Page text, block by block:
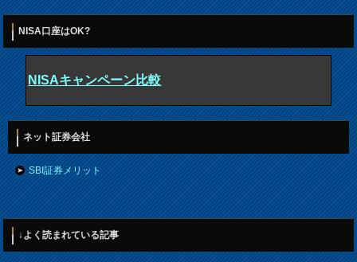
NISA口座はOK?
NISAキャンペーン比較
ネット証券会社
SBI証券メリット
↓よく読まれている記事